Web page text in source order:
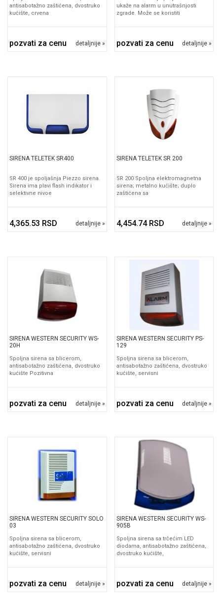
antisabotažno zaštićena, dvostruko
kućište, crvena
pozvati za cenu detaljnije »
ukaže na alarm u unutrašnjosti
zgrade. Može se koristiti
pozvati za cenu detaljnije »
SIRENA TELETEK SR400
SR 400 je spoljašnja Piezzo sirena.
Sirena ima plavi flash indikator i
selektivne nivoe
4,365.53 RSD detaljnije »
SIRENA TELETEK SR 200
SR 200 Spoljna elektromagnetna
sirena; metalno kućište; duplo
zaštićena sa
4,454.74 RSD detaljnije »
SIRENA WESTERN SECURITY WS-
20H
Spoljna sirena sa blicerom,
antisabotažno zaštićena, dvostruko
kućište Pozitivna
pozvati za cenu detaljnije »
SIRENA WESTERN SECURITY PS-
129
Spoljna sirena sa blicerom,
antisabotažno zaštićena, dvostruko
kućište, servisni
pozvati za cenu detaljnije »
SIRENA WESTERN SECURITY SOLO
03
Spoljna sirena sa blicerom,
antisabotažno zaštićena, dvostruko
kućište, servisni
pozvati za cenu detaljnije »
SIRENA WESTERN SECURITY WS-
905B
Spoljna sirena sa trčećim LED
diodama, antisabotažno zaštićena,
dvostruko kućište,
pozvati za cenu detaljnije »